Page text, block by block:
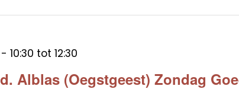
Alblas (Oegstgeest) Zondag
10:30 tot 12:30